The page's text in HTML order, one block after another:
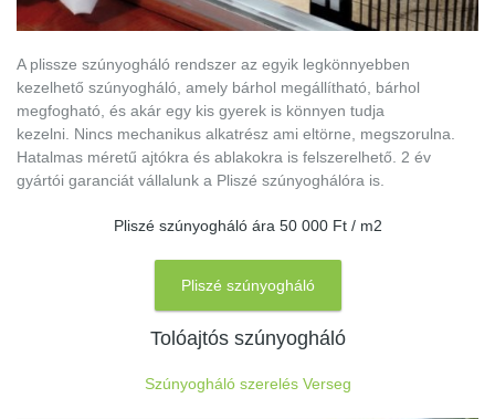
A plissze szúnyogháló rendszer az egyik legkönnyebben
kezelhető szúnyogháló, amely bárhol megállítható, bárhol
megfogható, és akár egy kis gyerek is könnyen tudja
kezelni. Nincs mechanikus alkatrész ami eltörne, megszorulna.
Hatalmas méretű ajtókra és ablakokra is felszerelhető. 2 év
gyártói garanciát vállalunk a Pliszé szúnyoghálóra is.
Pliszé szúnyogháló ára 50 000 Ft / m2
Pliszé szúnyogháló
Tolóajtós szúnyogháló
Szúnyogháló szerelés Verseg